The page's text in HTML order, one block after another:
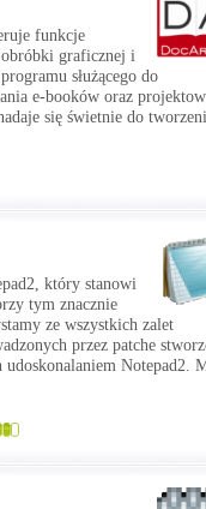
funkcje
obróbki graficznej i
służącego do
e-booków oraz
się świetnie do
który stanowi
tym znacznie
ze wszystkich zalet
przez patche
Notepad2.